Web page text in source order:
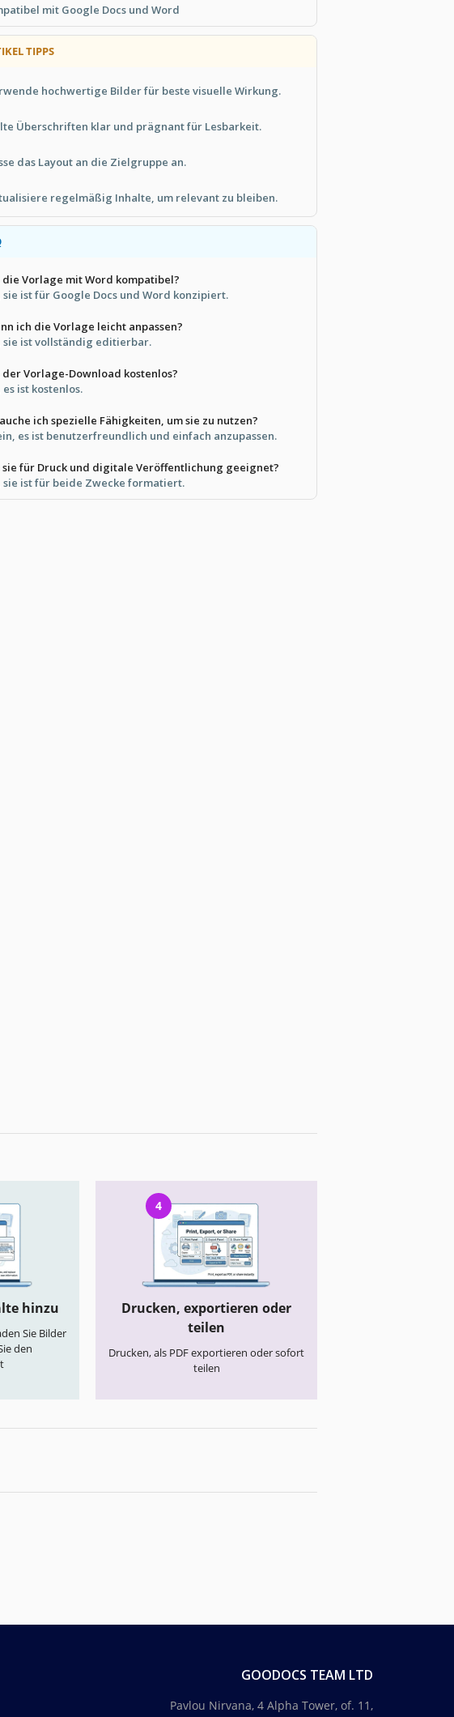
mit Google Docs und Word
TIPPS
hochwertige Bilder für beste visuelle Wirkung.
Überschriften klar und prägnant für Lesbarkeit.
das Layout an die Zielgruppe an.
regelmäßig Inhalte, um relevant zu bleiben.
die Vorlage mit Word kompatibel?
sie ist für Google Docs und Word konzipiert.
ich die Vorlage leicht anpassen?
sie ist vollständig editierbar.
der Vorlage-Download kostenlos?
es ist kostenlos.
ich spezielle Fähigkeiten, um sie zu nutzen?
es ist benutzerfreundlich und einfach anzupassen.
sie für Druck und digitale Veröffentlichung geeignet?
sie ist für beide Zwecke formatiert.
hinzu
Sie Bilder
den
4
Drucken, exportieren oder
teilen
Drucken, als PDF exportieren oder sofort
teilen
GOODOCS TEAM LTD
Pavlou Nirvana, 4 Alpha Tower, of. 11,